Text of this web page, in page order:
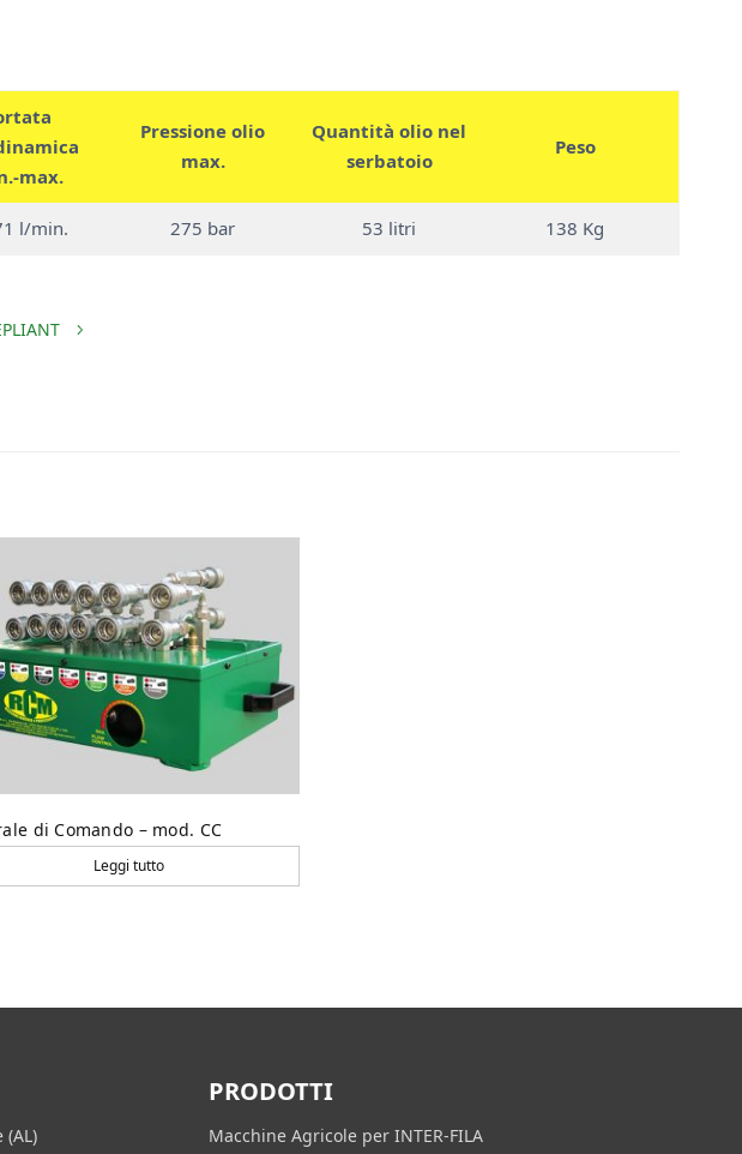
max.
Pressione olio
max.
Quantità olio nel
serbatoio
Peso
l/min. 275 bar 53 litri 138 Kg
di Comando – mod. CC
Leggi tutto
(AL)
PRODOTTI
Macchine Agricole per INTER-FILA